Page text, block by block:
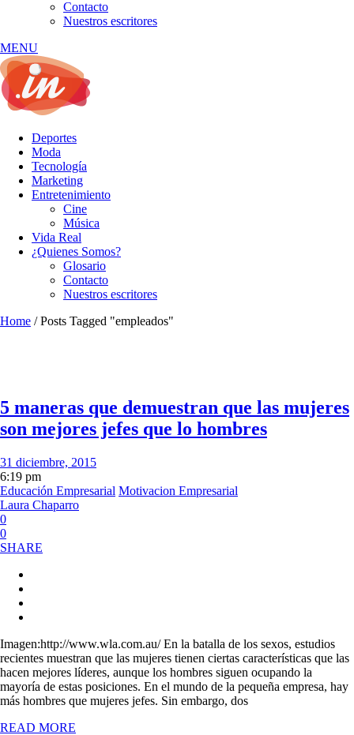
Contacto
Nuestros escritores
MENU
Deportes
Moda
Tecnología
Marketing
Entretenimiento
Cine
Música
Vida Real
¿Quienes Somos?
Glosario
Contacto
Nuestros escritores
Home /Posts Tagged "empleados"
5 maneras que demuestran que las mujeres
son mejores jefes que lo hombres
31 diciembre, 2015
6:19 pm
Educación Empresarial Motivacion Empresarial
Laura Chaparro
0
0
SHARE
Imagen:http://www.wla.com.au/ En la batalla de los sexos, estudios
recientes muestran que las mujeres tienen ciertas características que las
hacen mejores líderes, aunque los hombres siguen ocupando la
mayoría de estas posiciones. En el mundo de la pequeña empresa, hay
más hombres que mujeres jefes. Sin embargo, dos
READ MORE